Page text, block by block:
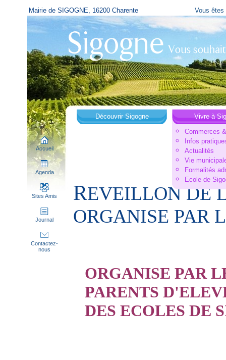
Mairie de SIGOGNE, 16200 Charente Vous
Accueil
Agenda
Sites Amis
Journal
Contactez-
nous
Découvrir Sigogne
Vivre à
Commerces
Infos
Actualités
Vie
Formalités
Ecole de
REVEILLON DE
ORGANISE PAR
ORGANISE PAR
PARENTS
DES ECOLES DE